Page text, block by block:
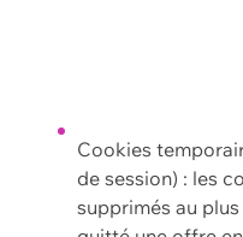
Cookies
de session) : les
supprimés au